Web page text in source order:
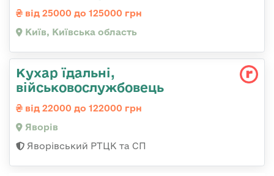
від 25000 до 125000 грн
Київ, Київська область
Кухар їдальні,
військовослужбовець
від 22000 до 122000 грн
Яворів
Яворівський РТЦК та СП